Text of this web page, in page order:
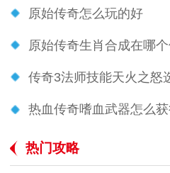
原始传奇怎么玩的好
原始传奇生肖合成在哪
传奇3法师技能天火之怒
热血传奇嗜血武器怎么
热门攻略